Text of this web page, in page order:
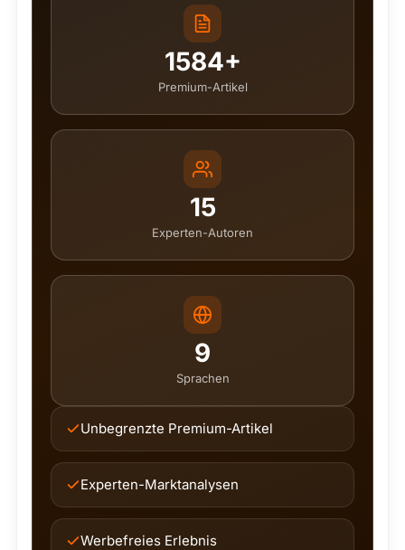
1584+
Premium-Artikel
15
Experten-Autoren
9
Sprachen
Unbegrenzte Premium-Artikel
Experten-Marktanalysen
Werbefreies Erlebnis